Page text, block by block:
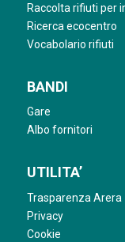
Raccolta rifiuti per
Ricerca ecocentro
Vocabolario rifiuti
BANDI
Gare
Albo fornitori
UTILITA’
Trasparenza Arera
Privacy
Cookie